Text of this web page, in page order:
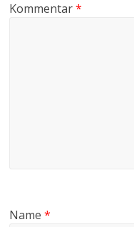
Kommentar*
Name*